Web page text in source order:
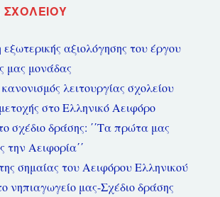
ΣΧΟΛΕΊΟΥ
αξιολόγησης του έργου
μας μονάδας
λειτουργίας σχολείου
στο Ελληνικό Αειφόρο
σχέδιο δράσης: ΄΄Τα πρώτα μας
την Αειφορία΄΄
σημαίας του Αειφόρου Ελληνικού
νηπιαγωγείο μας-Σχέδιο δράσης